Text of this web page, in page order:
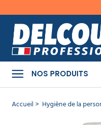
NOS PRODUITS
MENU
CATÉGORIES
PRODUITS
NETTOYANTS
Cet
article
bien
été
ajouté
votre
Accueil Hygiène de la